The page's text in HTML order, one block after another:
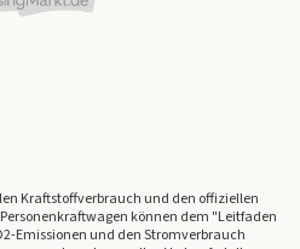
Kraftstoffverbrauch und den offiziellen
können dem "Leitfaden
Emissionen und den Stromverbrauch